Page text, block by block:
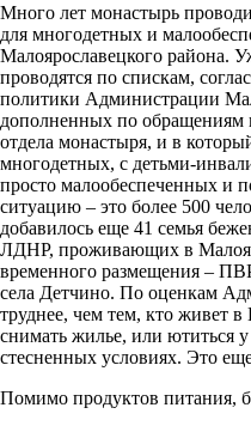
Много лет монастырь
для многодетных и
Малоярославецкого района.
проводятся по спискам,
политики Администрации
дополненных по обращениям
отдела монастыря, и в
многодетных, с детьми-
просто малообеспеченных и
ситуацию – это более 500
добавилось еще 41 семья
ЛДНР, проживающих в
временного размещения –
села Детчино. По оценкам
труднее, чем тем, кто живет
снимать жилье, или ютиться
стесненных условиях. Это
Помимо продуктов питания,